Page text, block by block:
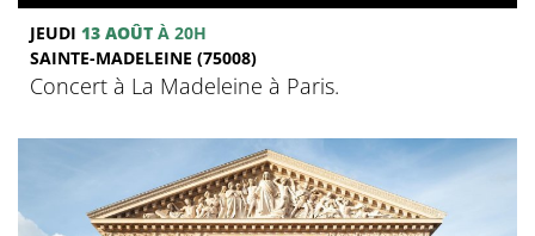
JEUDI 13 AOÛT À 20H
SAINTE-MADELEINE (75008)
Concert à La Madeleine à Paris.